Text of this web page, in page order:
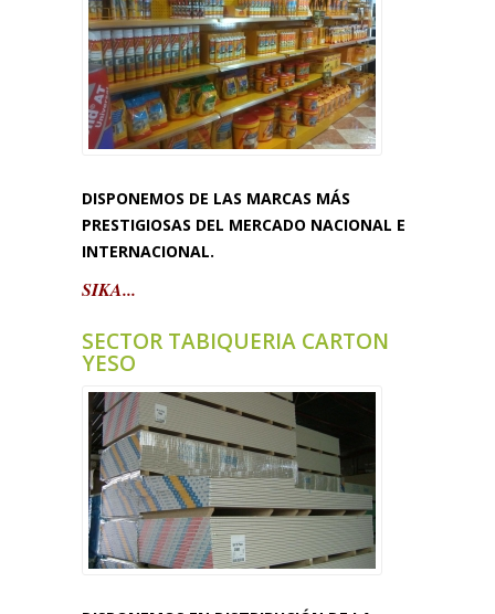
DISPONEMOS DE LAS MARCAS MÁS
PRESTIGIOSAS DEL MERCADO NACIONAL E
INTERNACIONAL.
SIKA...
SECTOR TABIQUERIA CARTON
YESO